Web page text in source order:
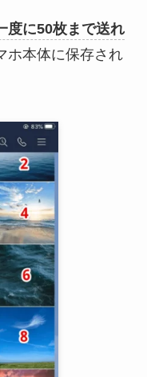
度に50枚まで送れ
ホ本体に保存され